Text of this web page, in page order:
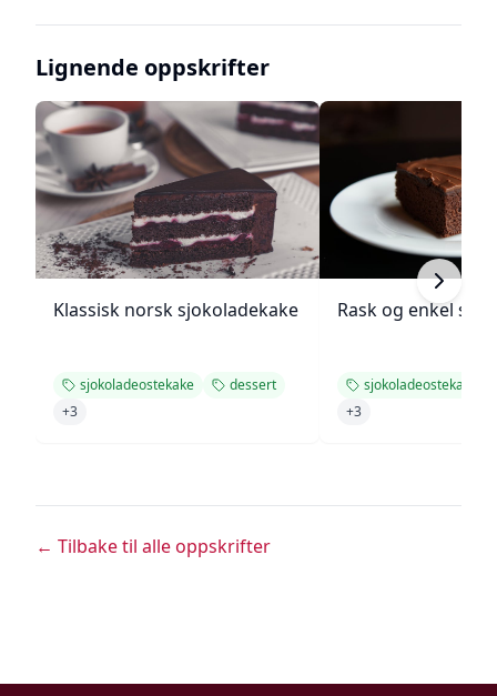
Lignende oppskrifter
Klassisk norsk sjokoladekake
sjokoladeostekake
dessert
+3
Rask og enkel
sjokoladeostekake
+3
← Tilbake til alle oppskrifter